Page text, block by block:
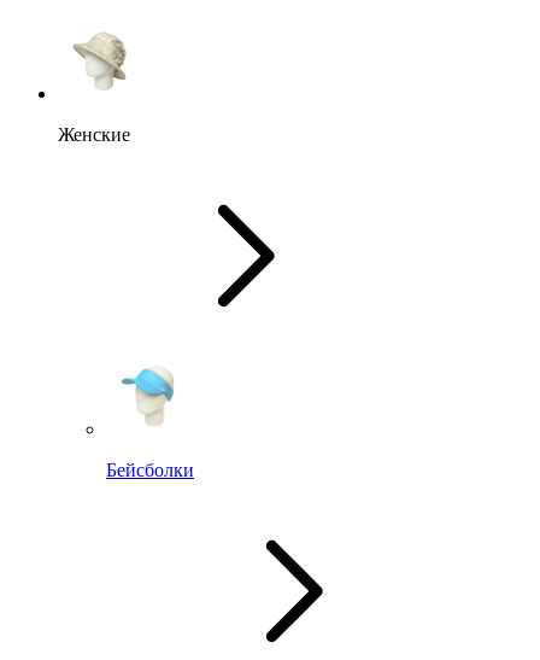
Женские
Бейсболки